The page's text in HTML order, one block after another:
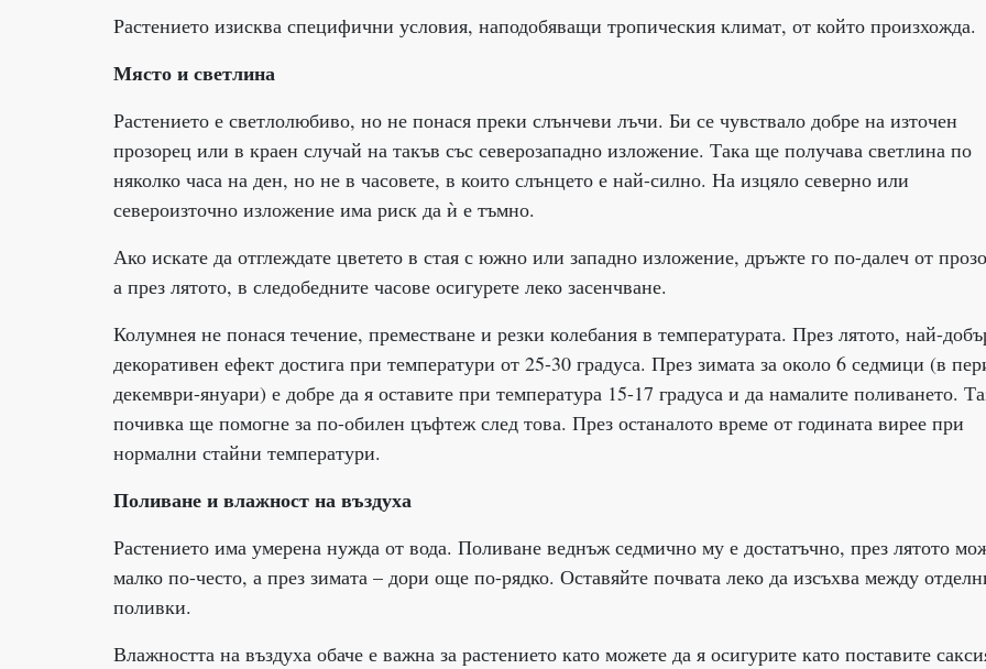
Растението изисква специфични условия, наподобяващи тропическия климат, от който произхожда.
Място и светлина
Растението е светлолюбиво, но не понася преки слънчеви лъчи. Би се чувствало добре на източен
прозорец или в краен случай на такъв със северозападно изложение. Така ще получава светлина по
няколко часа на ден, но не в часовете, в които слънцето е най-силно. На изцяло северно или
североизточно изложение има риск да ѝ е тъмно.
Ако искате да отглеждате цветето в стая с южно или западно изложение, дръжте го по-далеч от
а през лятото, в следобедните часове осигурете леко засенчване.
Колумнея не понася течение, преместване и резки колебания в температурата. През лятото, най-
декоративен ефект достига при температури от 25-30 градуса. През зимата за около 6 седмици (в
декември-януари) е добре да я оставите при температура 15-17 градуса и да намалите поливането.
почивка ще помогне за по-обилен цъфтеж след това. През останалото време от годината вирее при
нормални стайни температури.
Поливане и влажност на въздуха
Растението има умерена нужда от вода. Поливане веднъж седмично му е достатъчно, през лятото
малко по-често, а през зимата – дори още по-рядко. Оставяйте почвата леко да изсъхва между
поливки.
Влажността на въздуха обаче е важна за растението като можете да я осигурите като поставите